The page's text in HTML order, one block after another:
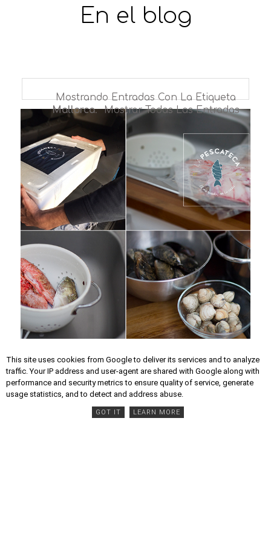
En el blog
Mostrando Entradas Con La Etiqueta
Mallorca. Mostrar Todas Las Entradas
La Pescateca
Leer +
This site uses cookies from Google to deliver its services and to analyze
traffic. Your IP address and user-agent are shared with Google along with
performance and security metrics to ensure quality of service, generate
usage statistics, and to detect and address abuse.
LEARN MORE
GOT IT